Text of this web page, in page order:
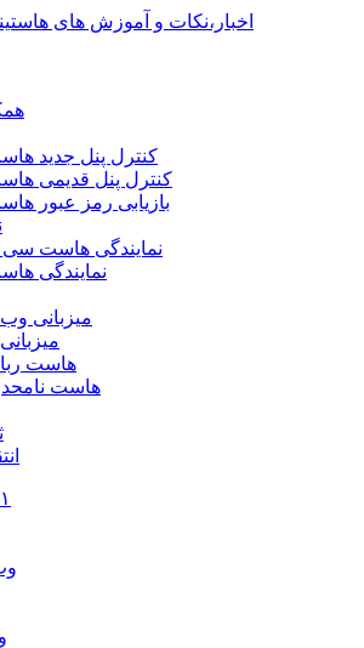
کنترل پنل جدید
کنترل پنل قدیمی
بازیابی رمز عبور
نمایندگی هاست سی
نمایندگی
میزبانی
هاست
هاست